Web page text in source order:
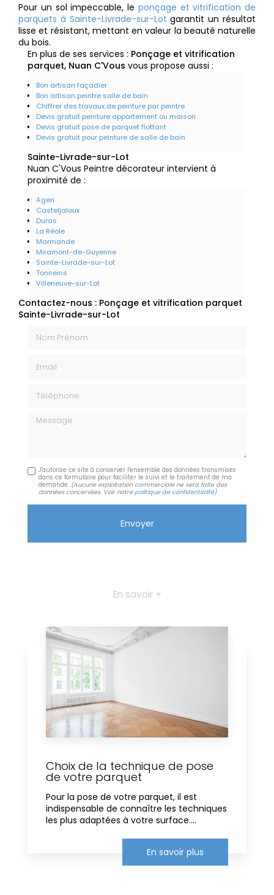
Pour un sol impeccable, le ponçage et vitrification de
parquets à Sainte-Livrade-sur-Lot garantit un résultat
lisse et résistant, mettant en valeur la beauté naturelle
du bois.
En plus de ses services : Ponçage et vitrification
parquet, Nuan C'Vous vous propose aussi :
Bon artisan façadier
Bon artisan peintre salle de bain
Chiffrer des travaux de peinture par peintre
Devis gratuit peinture appartement ou maison
Devis gratuit pose de parquet flottant
Devis gratuit pour peinture de salle de bain
Sainte-Livrade-sur-Lot
Nuan C'Vous Peintre décorateur intervient à
proximité de :
Agen
Casteljaloux
Duras
La Réole
Marmande
Miramont-de-Guyenne
Sainte-Livrade-sur-Lot
Tonneins
Villeneuve-sur-Lot
Contactez-nous : Ponçage et vitrification parquet
Sainte-Livrade-sur-Lot
Message
J'autorise ce site à conserver l'ensemble des données transmises
dans ce formulaire pour faciliter le suivi et le traitement de ma
demande. (Aucune exploitation commerciale ne sera faite des
données concervées. Voir notre politique de confidentialité)
En savoir +
Choix de la technique de pose
de votre parquet
Pour la pose de votre parquet, il est
indispensable de connaître les techniques
les plus adaptées à votre surface....
En savoir plus